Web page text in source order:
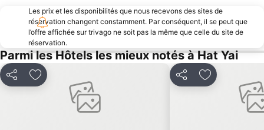
Les prix et les disponibilités que nous recevons des sites de
réservation changent constamment. Par conséquent, il se peut que
l’offre affichée sur trivago ne soit pas la même que celle du site de
réservation.
Parmi les Hôtels les mieux notés à Hat Yai
PartagerAjouter à mes favoris PartagerAjouter à